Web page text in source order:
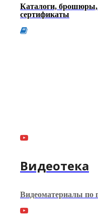
Каталоги, брошюры,
сертификаты
Видеотека
Видеоматериалы по